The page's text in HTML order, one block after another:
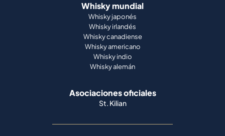
Whisky mundial
Whisky japonés
Whisky irlandés
Whisky canadiense
Whisky americano
Whisky indio
Whisky alemán
Asociaciones oficiales
St. Kilian